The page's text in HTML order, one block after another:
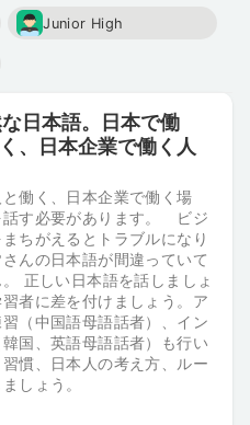
Junior High
日本語。日本で働
、日本企業で働く人
働く、日本企業で働く場
話す必要があります。 ビジ
ちがえるとトラブルになり
んの日本語が間違っていて
正しい日本語を話しましょ
者に差を付けましょう。ア
（中国語母語話者）、イン
国、英語母語話者）も行い
慣、日本人の考え方、ルー
しょう。